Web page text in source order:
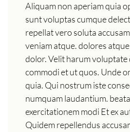
Aliquam non aperiam quia
sunt voluptas cumque
repellat vero soluta
veniam atque. dolores
dolor. Velit harum
commodi et ut quos. Unde
quia. Qui nostrum iste
numquam laudantium.
exercitationem modi Et ex
Quidem repellendus